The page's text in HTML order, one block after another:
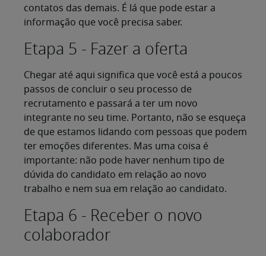
contatos das demais. É lá que pode estar a
informação que você precisa saber.
Etapa 5 - Fazer a oferta
Chegar até aqui significa que você está a poucos
passos de concluir o seu processo de
recrutamento e passará a ter um novo
integrante no seu time. Portanto, não se esqueça
de que estamos lidando com pessoas que podem
ter emoções diferentes. Mas uma coisa é
importante: não pode haver nenhum tipo de
dúvida do candidato em relação ao novo
trabalho e nem sua em relação ao candidato.
Etapa 6 - Receber o novo
colaborador